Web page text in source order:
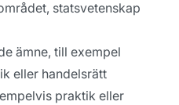
statsvetenskap
ämne, till exempel
eller handelsrätt
praktik eller